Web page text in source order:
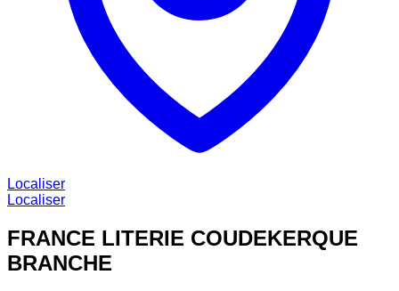
Localiser
Localiser
FRANCE LITERIE COUDEKERQUE
BRANCHE